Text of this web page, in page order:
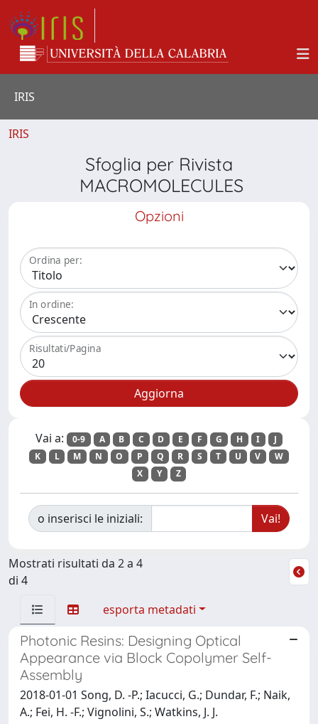
IRIS
IRIS
Sfoglia per Rivista
MACROMOLECULES
Opzioni
Ordina per:
In ordine:
Risultati/Pagina
Vai a: 0-9 A B C D E F G H I
J
K
L M N O P Q R S T U V
W
X
Y Z
o inserisci le iniziali:
Mostrati risultati da 2 a 4
di 4
esporta metadati
Photonic Resins: Designing Optical
Appearance via Block Copolymer Self-
Assembly
2018-01-01 Song, D. -P.; Iacucci, G.; Dundar, F.; Naik,
A.; Fei, H. -F.; Vignolini, S.; Watkins, J. J.